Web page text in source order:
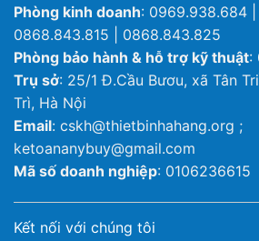
Phòng kinh doanh: 0969.938.684 |
0868.843.815 | 0868.843.825
Phòng bảo hành & hỗ trợ kỹ thuật:
Trụ sở: 25/1 Đ.Cầu Bươu, xã Tân
Trì, Hà Nội
Email: cskh@thietbinhahang.org ;
ketoananybuy@gmail.com
Mã số doanh nghiệp: 0106236615
Kết nối với chúng tôi